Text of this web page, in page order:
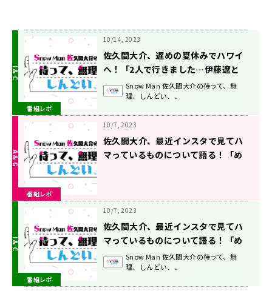
番組レポ
10/14, 2023
佐久間大介、遅めの夏休みでハワイ
へ！「2人で行きました…伊藤遼と
(笑)」Snow Man 佐久間大介の待って、無
理、しんどい、、
番組レポ
10/7, 2023
佐久間大介、最近インスタで見てハ
マっているものについて語る！「め
番組レポ
10/7, 2023
佐久間大介、最近インスタで見てハ
マっているものについて語る！「め
ちゃめちゃ身体を使って表現されて
るのが超かっこいい」
Snow Man 佐久間大介の待って、無
理、しんどい、、